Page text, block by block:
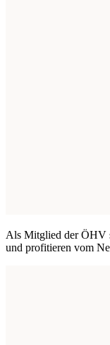
Als Mitglied der ÖHV
und profitieren vom